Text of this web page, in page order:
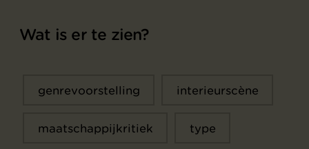
Wat is er te zien?
genrevoorstelling interieurscène
maatschappijkritiek type